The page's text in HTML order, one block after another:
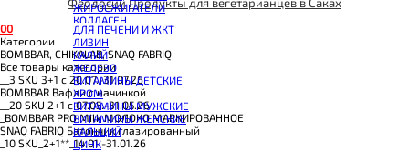
ЖИРОСЖИГАТЕЛИ
КОЛЛАГЕН
КОЭНЗИМ Q10
КРЕАТИН
ПОЛЕЗНЫЕ ЖИРЫ
ПРОТЕИН
ПРОТЕИНОВОЕ ПЕЧЕНЬЕ
ПРОТЕИНОВЫЕ БАТОНЧИКИ
ПРОТЕИНОВЫЕ КАШИ
ТЕСТОБУСТЕРЫ
ЦИТРУЛЛИН МАЛАТ
ПРЕДТРЕНИРОВОЧНЫЕ КОМПЛЕКСЫ
ДЛЯ ПЕЧЕНИ И ЖКТ
ЛИЗИН
КАЛИЙ
ЖЕЛЕЗО
ВИТАМИНЫ ДЕТСКИЕ
ХРОМ
ВИТАМИНЫ МУЖСКИЕ
ВИТАМИНЫ ЖЕНСКИЕ
КАЛЬЦИЙ
ЦИНК
00
Категории
BOMBBAR, CHIKALAB, SNAQ FABRIQ
Все товары категории
__3 SKU 3+1 с 20.07.-31.07.26
BOMBBAR Вафли с начинкой
__20 SKU 2+1 с 07.05.-31.05.26
_BOMBBAR PRO Milk МОЛОКО МАРКИРОВАННОЕ
SNAQ FABRIQ Батончик глазированный
_10 SKU_2+1**_14.01.-31.01.26